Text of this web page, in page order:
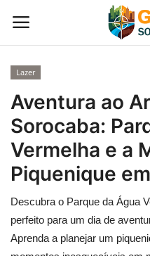
Início
Contato
Gastronomia em Sorocaba
Galeria de Fotos
Categoria
Lazer
Aventura ao
Sorocaba:
Vermelha e a
Piquenique
Descubra o Parque da Água
perfeito para um dia de
Aprenda a planejar um